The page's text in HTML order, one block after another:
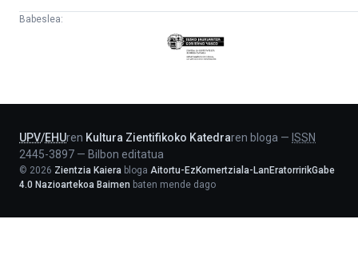
Babeslea:
Eusko
Jaurlaritza
UPV/EHUren Kultura Zientifikoko Katedraren bloga — ISSN
2445-3897 — Bilbon editatua
© 2026 Zientzia Kaiera bloga Aitortu-EzKomertziala-LanEratorririkGabe
4.0 Nazioartekoa Baimen baten mende dago